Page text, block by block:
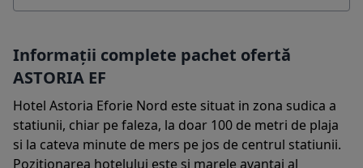
Informații complete pachet ofertă
ASTORIA EF
Hotel Astoria Eforie Nord este situat in zona sudica a
statiunii, chiar pe faleza, la doar 100 de metri de plaja
si la cateva minute de mers pe jos de centrul statiunii.
Pozitionarea hotelului este si marele avantaj al